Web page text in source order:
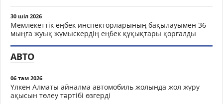
30 шіл 2026
Мемлекеттік еңбек инспекторларының бақылауымен 36
мыңға жуық жұмыскердің еңбек құқықтары қорғалды
АВТО
06 там 2026
Үлкен Алматы айналма автомобиль жолында жол жүру
ақысын төлеу тәртібі өзгерді